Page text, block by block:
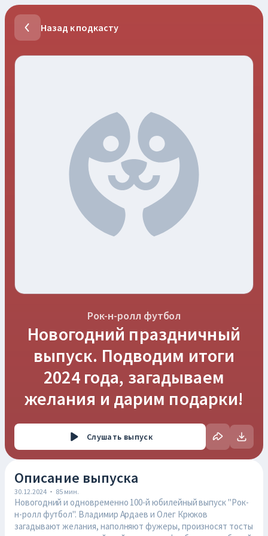
Назад к подкасту
Рок-н-ролл футбол
Новогодний праздничный
выпуск. Подводим итоги
2024 года, загадываем
желания и дарим подарки!
Слушать выпуск
Описание выпуска
30.12.2024 · 85 мин.
Новогодний и одновременно 100-й юбилейный выпуск "Рок-
н-ролл футбол". Владимир Ардаев и Олег Крюков
загадывают желания, наполняют фужеры, произносят тосты